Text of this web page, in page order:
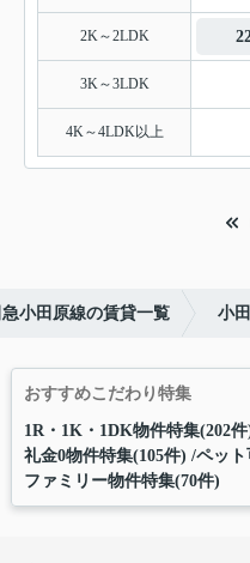
2K～2LDK
3K～3LDK
4K～4LDK以上
小田原線の賃貸一覧 小
おすすめこだわり特集
1R・1K・1DK物件特集(202件
礼金0物件特集(105件) ペット
ファミリー物件特集(70件)